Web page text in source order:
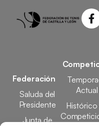
Federación
Saluda del
Presidente
Junta de
Actual
Histórico